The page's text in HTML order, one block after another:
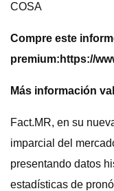
COSA
Compre este
premium: https://
Más información
Fact.MR, en su
imparcial del
presentando datos
estadísticas de